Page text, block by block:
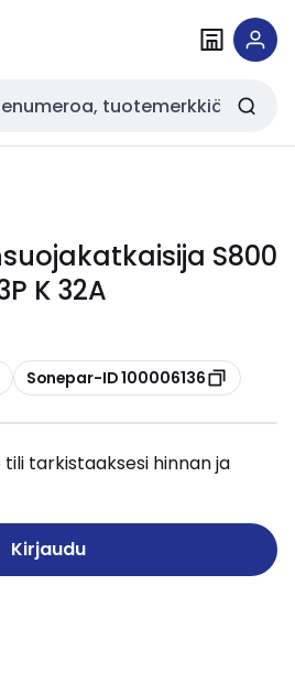
S800
K 32A
Kopioi
Sonepar-ID 100006136
tili tarkistaaksesi hinnan ja
Kirjaudu